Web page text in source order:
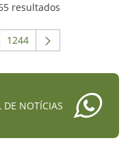
resultados
intermediárias Usar
Página
1244
DE NOTÍCIAS